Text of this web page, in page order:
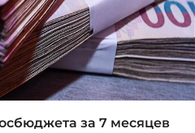
за 7 месяцев